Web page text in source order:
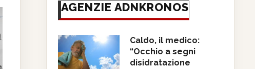
AGENZIE ADNKRONOS
Caldo, il medico:
“Occhio a segni
disidratazione